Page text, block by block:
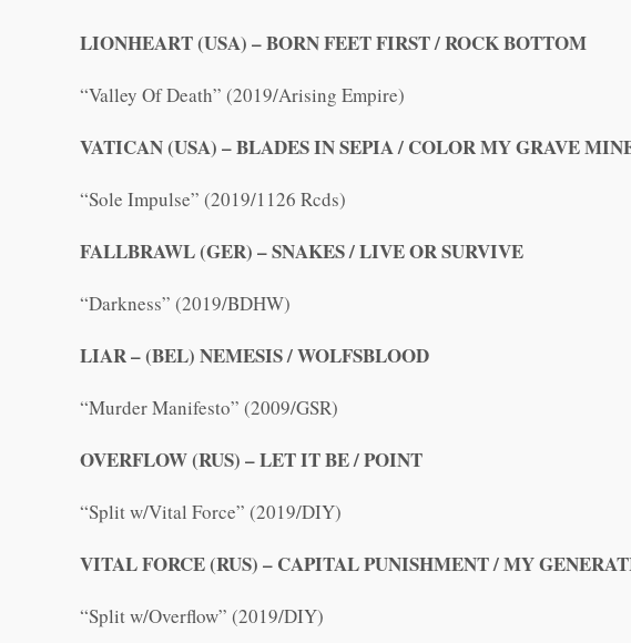
LIONHEART (USA) – BORN FEET FIRST / ROCK BOTTOM
“Valley Of Death” (2019/Arising Empire)
VATICAN (USA) – BLADES IN SEPIA / COLOR MY GRAVE
“Sole Impulse” (2019/1126 Rcds)
FALLBRAWL (GER) – SNAKES / LIVE OR SURVIVE
“Darkness” (2019/BDHW)
LIAR – (BEL) NEMESIS / WOLFSBLOOD
“Murder Manifesto” (2009/GSR)
OVERFLOW (RUS) – LET IT BE / POINT
“Split w/Vital Force” (2019/DIY)
VITAL FORCE (RUS) – CAPITAL PUNISHMENT / MY
“Split w/Overflow” (2019/DIY)